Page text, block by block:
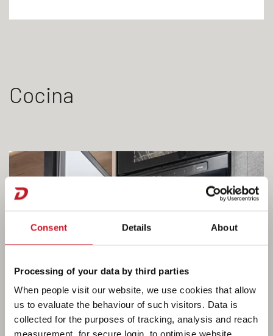
Consent Details About
Processing of your data by third parties
When people visit our website, we use cookies that allow
us to evaluate the behaviour of such visitors. Data is
collected for the purposes of tracking, analysis and reach
measurement, for secure login, to optimise website
Cocina